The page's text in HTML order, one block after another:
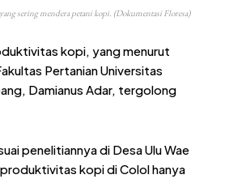
sering mendera petani kopi. (Dokumentasi Floresa)
kopi, yang menurut
Pertanian Universitas
Damianus Adar, tergolong
penelitiannya di Desa Ulu Wae
kopi di Colol hanya